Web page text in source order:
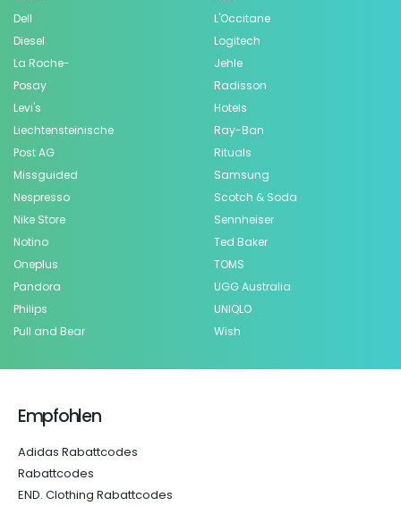
Dell
Diesel
L'Occitane
Logitech
La Roche-
Posay
Levi's
Liechtensteinische
Post AG
Missguided
Nespresso
Nike Store
Notino
Oneplus
Pandora
Philips
Pull and Bear
Jehle
Radisson
Hotels
Ray-Ban
Rituals
Samsung
Scotch & Soda
Sennheiser
Ted Baker
TOMS
UGG Australia
UNIQLO
Wish
Empfohlen
Adidas Rabattcodes
Rabattcodes
END. Clothing Rabattcodes